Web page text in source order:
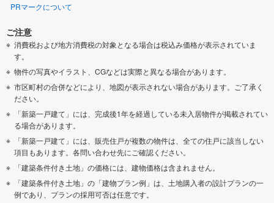
PRマークについて
ご注意
消費税および地方消費税の対象となる場合は税込み価格が表示されていま
す。
物件の写真やイラスト、CGなどは実際と異なる場合があります。
市区町村の合併などにより、地図が表示されない場合があります。ご了承く
ださい。
「新築一戸建て」には、完成後1年を経過している未入居物件が掲載されてい
る場合があります。
「新築一戸建て」には、販売住戸が複数の物件は、全ての住戸に該当しない
項目もあります。各問い合わせ先にご確認ください。
「建築条件付き土地」の価格には、建物価格は含まれません。
「建築条件付き土地」の「建物プラン例」は、土地購入者の設計プランの一
例であり、プランの採用可否は任意です。